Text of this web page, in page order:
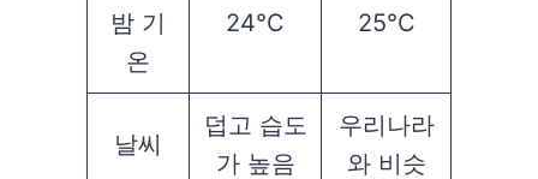
밤 기
온
24°C 25°C
날씨
덥고 습도
가 높음
우리나라
와 비슷